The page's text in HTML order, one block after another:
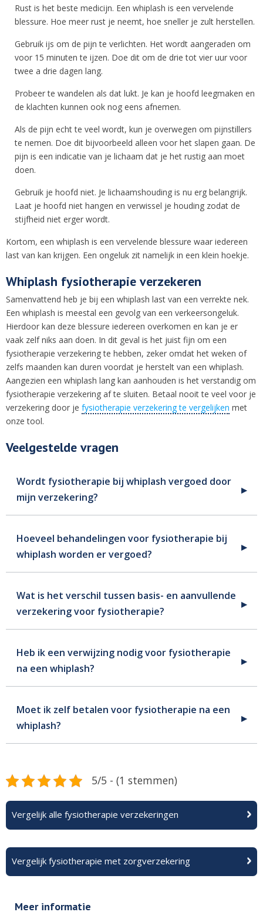
Rust is het beste medicijn. Een whiplash is een vervelende
blessure. Hoe meer rust je neemt, hoe sneller je zult herstellen.
Gebruik ijs om de pijn te verlichten. Het wordt aangeraden om
voor 15 minuten te ijzen. Doe dit om de drie tot vier uur voor
twee a drie dagen lang.
Probeer te wandelen als dat lukt. Je kan je hoofd leegmaken en
de klachten kunnen ook nog eens afnemen.
Als de pijn echt te veel wordt, kun je overwegen om pijnstillers
te nemen. Doe dit bijvoorbeeld alleen voor het slapen gaan. De
pijn is een indicatie van je lichaam dat je het rustig aan moet
doen.
Gebruik je hoofd niet. Je lichaamshouding is nu erg belangrijk.
Laat je hoofd niet hangen en verwissel je houding zodat de
stijfheid niet erger wordt.
Kortom, een whiplash is een vervelende blessure waar iedereen
last van kan krijgen. Een ongeluk zit namelijk in een klein hoekje.
Whiplash fysiotherapie verzekeren
Samenvattend heb je bij een whiplash last van een verrekte nek.
Een whiplash is meestal een gevolg van een verkeersongeluk.
Hierdoor kan deze blessure iedereen overkomen en kan je er
vaak zelf niks aan doen. In dit geval is het juist fijn om een
fysiotherapie verzekering te hebben, zeker omdat het weken of
zelfs maanden kan duren voordat je herstelt van een whiplash.
Aangezien een whiplash lang kan aanhouden is het verstandig om
fysiotherapie verzekering af te sluiten. Betaal nooit te veel voor je
verzekering door je fysiotherapie verzekering te vergelijken met
onze tool.
Veelgestelde vragen
Wordt fysiotherapie bij whiplash vergoed door
mijn verzekering?
Hoeveel behandelingen voor fysiotherapie bij
whiplash worden er vergoed?
Wat is het verschil tussen basis- en aanvullende
verzekering voor fysiotherapie?
Heb ik een verwijzing nodig voor fysiotherapie
na een whiplash?
Moet ik zelf betalen voor fysiotherapie na een
whiplash?
5/5 - (1 stemmen)
Vergelijk alle fysiotherapie verzekeringen
Vergelijk fysiotherapie met zorgverzekering
Meer informatie